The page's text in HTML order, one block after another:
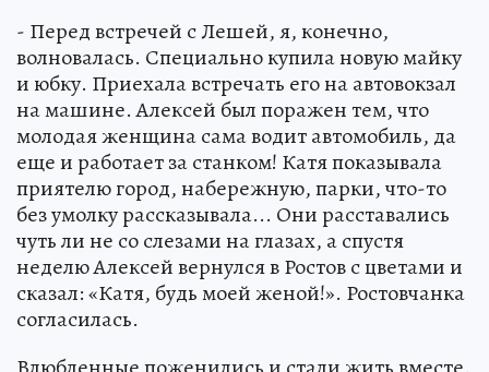
- Перед встречей с Лешей, я, конечно,
волновалась. Специально купила новую майку
и юбку. Приехала встречать его на автовокзал
на машине. Алексей был поражен тем, что
молодая женщина сама водит автомобиль, да
еще и работает за станком! Катя показывала
приятелю город, набережную, парки, что-то
без умолку рассказывала... Они расставались
чуть ли не со слезами на глазах, а спустя
неделю Алексей вернулся в Ростов с цветами и
сказал: «Катя, будь моей женой!». Ростовчанка
согласилась.